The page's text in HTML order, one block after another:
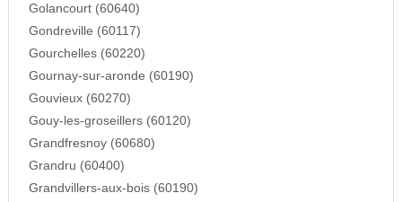
Golancourt (60640)
Gondreville (60117)
Gourchelles (60220)
Gournay-sur-aronde (60190)
Gouvieux (60270)
Gouy-les-groseillers (60120)
Grandfresnoy (60680)
Grandru (60400)
Grandvillers-aux-bois (60190)